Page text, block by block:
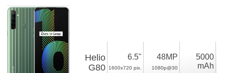
Helio
G80
6.5"
1600x720 pix.
48MP
1080p@30
5000
mAh